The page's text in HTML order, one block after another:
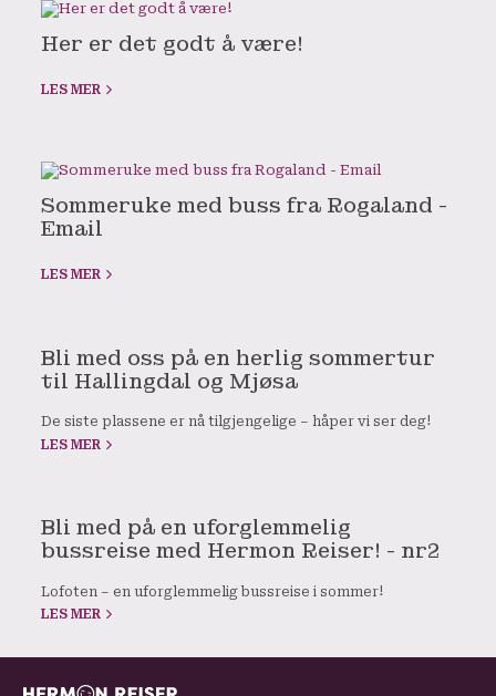
Her er det godt å være!
LES MER
Sommeruke med buss fra Rogaland -
Email
LES MER
Bli med oss på en herlig sommertur
til Hallingdal og Mjøsa
De siste plassene er nå tilgjengelige – håper vi ser deg!
LES MER
Bli med på en uforglemmelig
bussreise med Hermon Reiser! - nr2
Lofoten – en uforglemmelig bussreise i sommer!
LES MER